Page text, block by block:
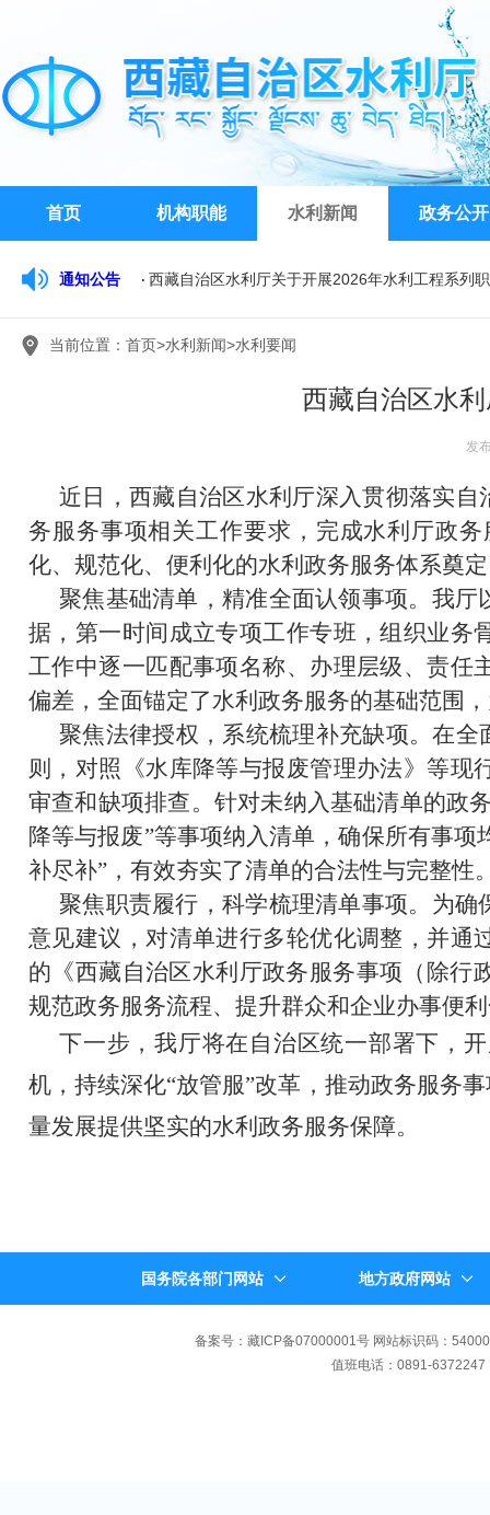
首页 机构职能 水利新闻 政务公开
通知公告 西藏自治区水利厅关于开展2026年水利工程系列
当前位置： 首页>水利新闻>水利要闻
西藏自治区水
发
近日，西藏自治区水利厅深入贯彻落实
务服务事项相关工作要求，完成水利厅政
化、规范化、便利化的水利政务服务体系奠
聚焦基础清单，精准全面认领事项。 我厅
据，第一时间成立专项工作专班，组织业务
工作中逐一匹配事项名称、办理层级、责任
偏差，全面锚定了水利政务服务的基础范围
聚焦法律授权，系统梳理补充缺项。在全
则，对照《水库降等与报废管理办法》等
审查和缺项排查。针对未纳入基础清单的政
降等与报废”等事项纳入清单，确保所有事
补尽补”，有效夯实了清单的合法性与完整性
聚焦职责履行，科学梳理清单事项。 为确
意见建议，对清单进行多轮优化调整，并通
的《西藏自治区水利厅政务服务事项（除行
规范政务服务流程、提升群众和企业办事便
下一步，我厅将在自治区统一部署下，
机，持续深化“放管服”改革，推动政务服务
量发展提供坚实的水利政务服务保障。
国务院各部门网站 地方政府网站
备案号：藏ICP备07000001号 网站标识码：
值班电话：0891-6372247